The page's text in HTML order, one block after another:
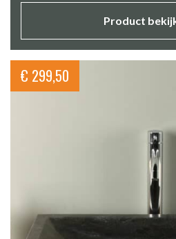
Product
€ 299,50